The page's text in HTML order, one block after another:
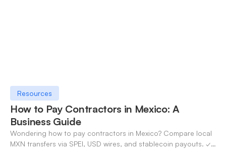
Resources
How to Pay Contractors in Mexico: A
Business Guide
Wondering how to pay contractors in Mexico? Compare local
MXN transfers via SPEI, USD wires, and stablecoin payouts. ✓